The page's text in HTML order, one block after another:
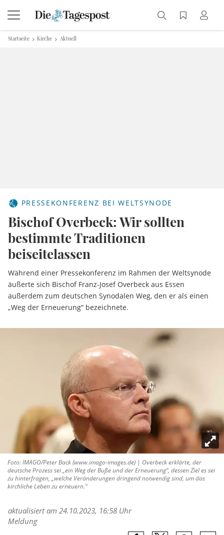
Startseite Kirche Aktuell
PRESSEKONFERENZ BEI WELTSYNODE
Bischof Overbeck: Wir sollten
bestimmte Traditionen
beiseitelassen
Während einer Pressekonferenz im Rahmen der Weltsynode
äußerte sich Bischof Franz-Josef Overbeck aus Essen
außerdem zum deutschen Synodalen Weg, den er als einen
„Weg der Erneuerung“ bezeichnete.
Foto: IMAGO/Peter Back (www.imago-images.de) | Overbeck erklärte, der
deutsche Prozess sei „ein Weg der Buße und der Erneuerung“, dessen Ziel es sei
zu hinterfragen, „welche Veränderungen dringend notwendig sind, um das
kirchliche Leben zu erneuern.“
aktualisiert am 24.10.2023, 16:58 Uhr
Meldung